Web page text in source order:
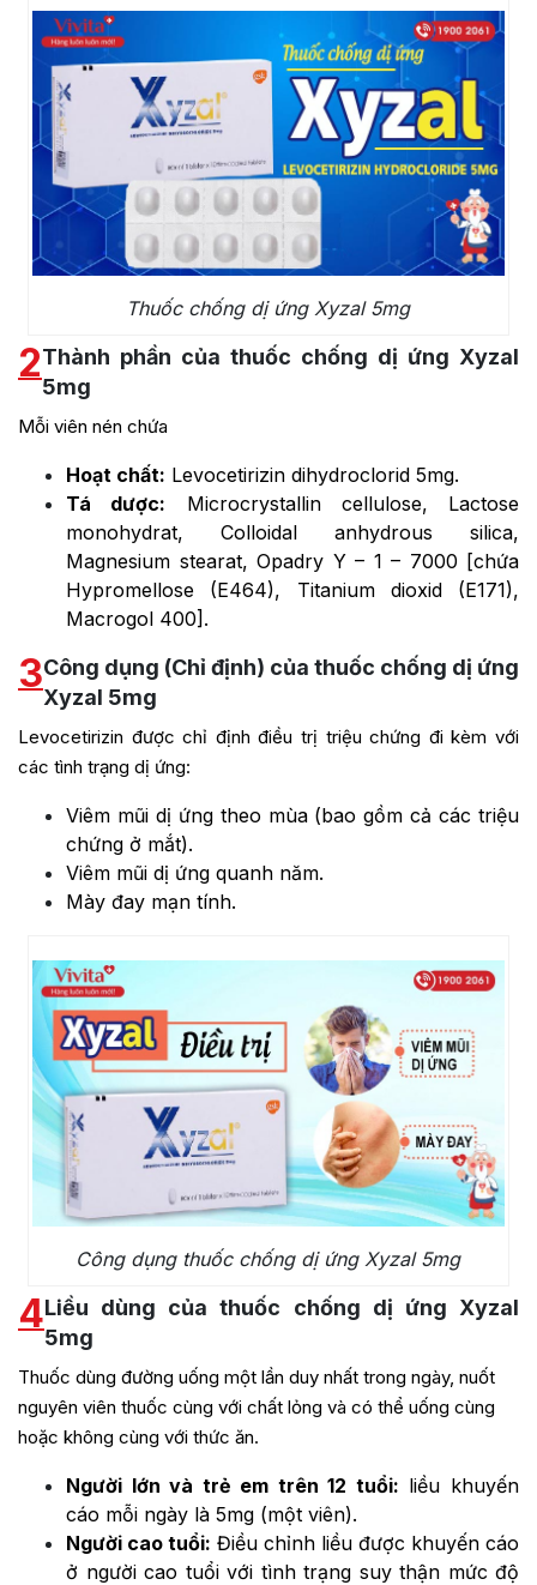
Thuốc chống dị ứng Xyzal 5mg
2Thành phần của thuốc chống dị ứng Xyzal
5mg
Mỗi viên nén chứa
Hoạt chất: Levocetirizin dihydroclorid 5mg.
Tá dược: Microcrystallin cellulose, Lactose
monohydrat, Colloidal anhydrous silica,
Magnesium stearat, Opadry Y – 1 – 7000 [chứa
Hypromellose (E464), Titanium dioxid (E171),
Macrogol 400].
3Công dụng (Chỉ định) của thuốc chống dị ứng
Xyzal 5mg
Levocetirizin được chỉ định điều trị triệu chứng đi kèm với
các tình trạng dị ứng:
Viêm mũi dị ứng theo mùa (bao gồm cả các triệu
chứng ở mắt).
Viêm mũi dị ứng quanh năm.
Mày đay mạn tính.
Công dụng thuốc chống dị ứng Xyzal 5mg
4Liều dùng của thuốc chống dị ứng Xyzal
5mg
Thuốc dùng đường uống một lần duy nhất trong ngày, nuốt
nguyên viên thuốc cùng với chất lỏng và có thể uống cùng
hoặc không cùng với thức ăn.
Người lớn và trẻ em trên 12 tuổi: liều khuyến
cáo mỗi ngày là 5mg (một viên).
Người cao tuổi: Điều chỉnh liều được khuyến cáo
ở người cao tuổi với tình trạng suy thận mức độ